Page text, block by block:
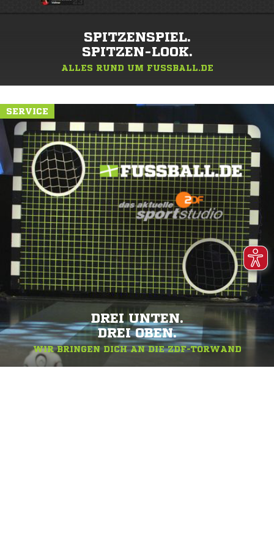
SPITZENSPIEL.
SPITZEN-LOOK.
ALLES RUND UM FUSSBALL.DE
SERVICE
DREI UNTEN.
DREI OBEN.
WIR BRINGEN DICH AN DIE ZDF-TORWAND